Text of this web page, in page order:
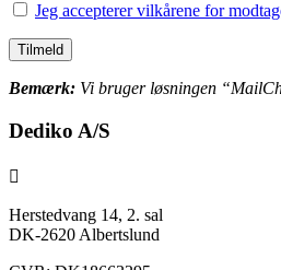
Jeg accepterer vilkårene for
Bemærk: Vi bruger løsningen
Dediko A/S

Herstedvang 14, 2. sal
DK-2620 Albertslund